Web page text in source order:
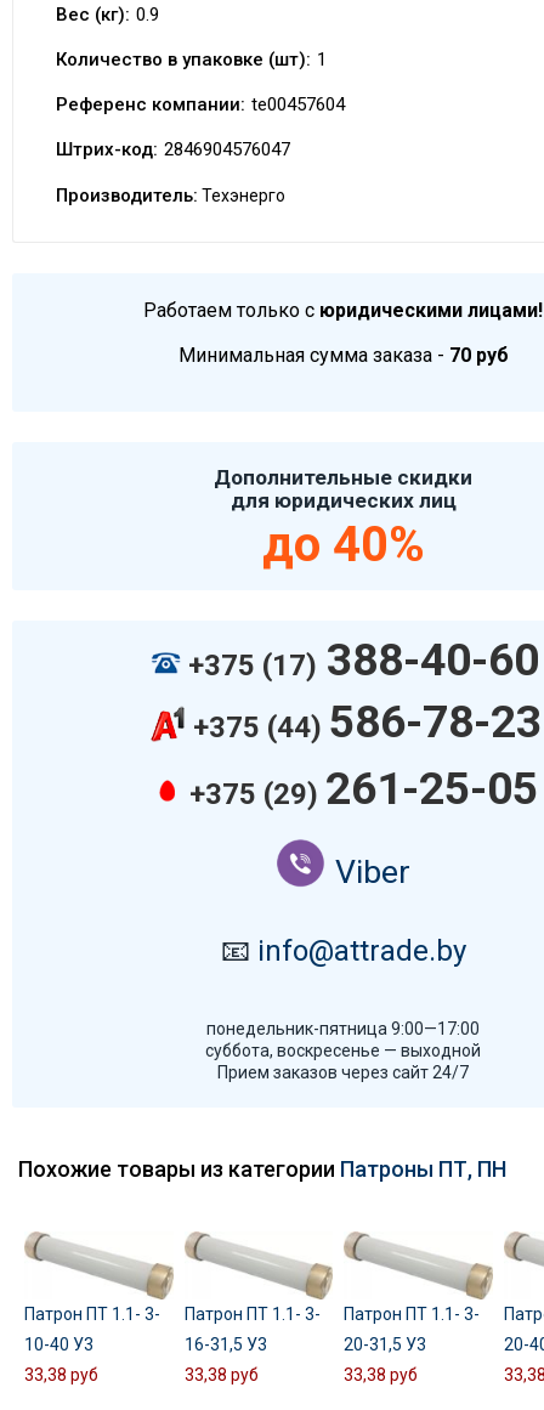
Вес (кг): 0.9
Количество в упаковке (шт): 1
Референс компании: te00457604
Штрих-код: 2846904576047
Производитель: Техэнерго
Работаем только с юридическими лицами!
Минимальная сумма заказа - 70 руб
Дополнительные скидки
для юридических лиц
до 40%
+375 (17) 388-40-60
+375 (44) 586-78-23
+375 (29) 261-25-05
Viber
📧 info@attrade.by
понедельник-пятница 9:00—17:00
суббота, воскресенье — выходной
Прием заказов через сайт 24/7
Похожие товары из категории Патроны ПТ, ПН
Патрон ПТ 1.1- 3-
10-40 У3
33,38 руб
Патрон ПТ 1.1- 3-
16-31,5 У3
33,38 руб
Патрон ПТ 1.1- 3-
20-31,5 У3
33,38 руб
20-